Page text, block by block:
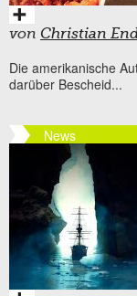
von Christian
Die amerikanische
darüber Bescheid...
News